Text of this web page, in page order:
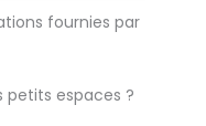
parfaits : la
les
fournies par
petits espaces ?